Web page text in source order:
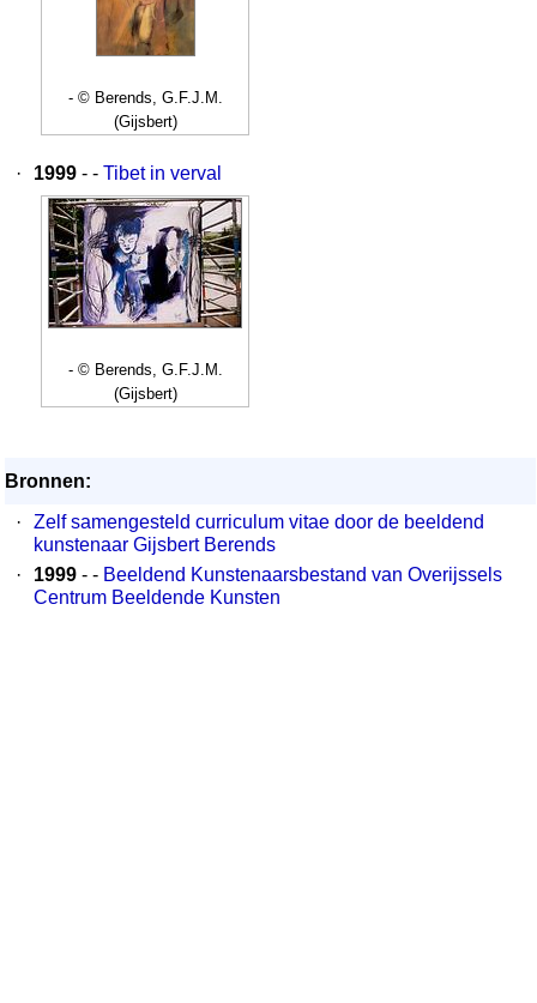
- © Berends, G.F.J.M.
(Gijsbert)
· 1999 - - Tibet in verval
- © Berends, G.F.J.M.
(Gijsbert)
Bronnen:
·
Zelf samengesteld curriculum vitae door de beeldend
kunstenaar Gijsbert Berends
·
1999 - - Beeldend Kunstenaarsbestand van Overijssels
Centrum Beeldende Kunsten